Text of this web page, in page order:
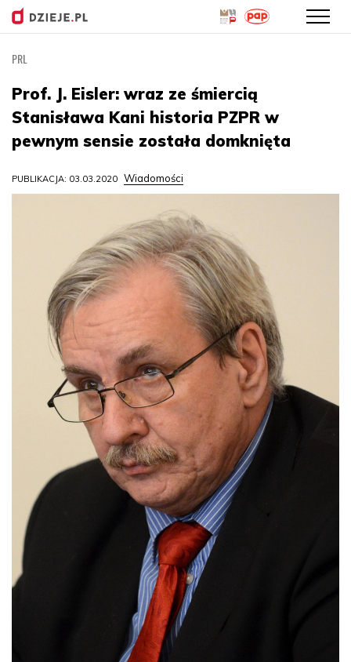
treści
PRL
Prof. J. Eisler: wraz ze śmiercią
Stanisława Kani historia PZPR w
pewnym sensie została domknięta
PUBLIKACJA: 03.03.2020 Wiadomości